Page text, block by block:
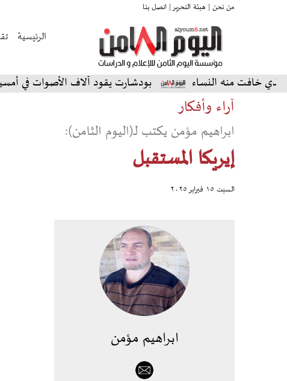
من نحن | هيئة التحرير | اتصل بنا
الرئيسية
منه النساء بودشارت يقود آلاف الأصوات في أمسية
آراء وأفكار
ابراهيم مؤمن يكتب لـ(اليوم الثامن):
إيريكا المستقبل
السبت ١٥ فبراير ٢٠٢٥
ابراهيم مؤمن